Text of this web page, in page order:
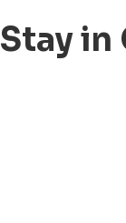
Stay in